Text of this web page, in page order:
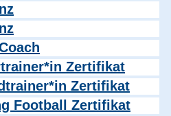
Zertifikat
Zertifikat
Football Zertifikat